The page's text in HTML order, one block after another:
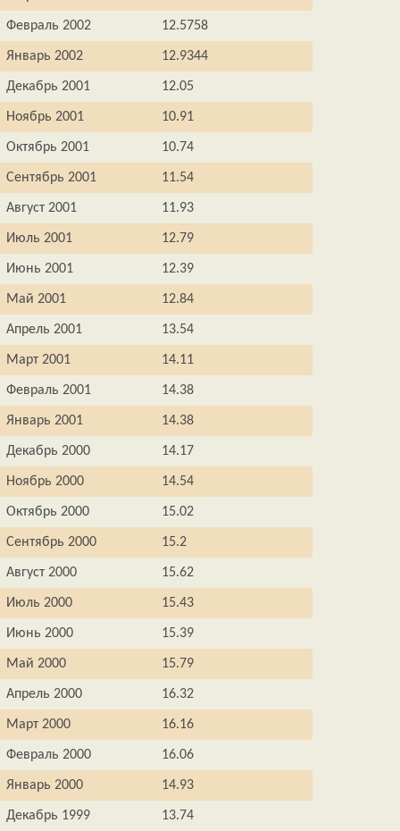
Февраль 2002 12.5758
Январь 2002 12.9344
Декабрь 2001 12.05
Ноябрь 2001 10.91
Октябрь 2001 10.74
Сентябрь 2001 11.54
Август 2001 11.93
Июль 2001 12.79
Июнь 2001 12.39
Май 2001 12.84
Апрель 2001 13.54
Март 2001 14.11
Февраль 2001 14.38
Январь 2001 14.38
Декабрь 2000 14.17
Ноябрь 2000 14.54
Октябрь 2000 15.02
Сентябрь 2000 15.2
Август 2000 15.62
Июль 2000 15.43
Июнь 2000 15.39
Май 2000 15.79
Апрель 2000 16.32
Март 2000 16.16
Февраль 2000 16.06
Январь 2000 14.93
Декабрь 1999 13.74